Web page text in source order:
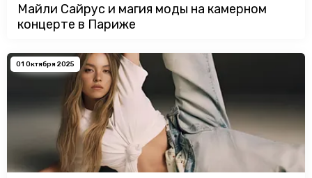
Майли Сайрус и магия моды на камерном
концерте в Париже
01 Октября 2025